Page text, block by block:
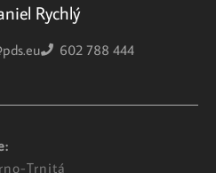
Rychlý
602 788 444
Trnitá